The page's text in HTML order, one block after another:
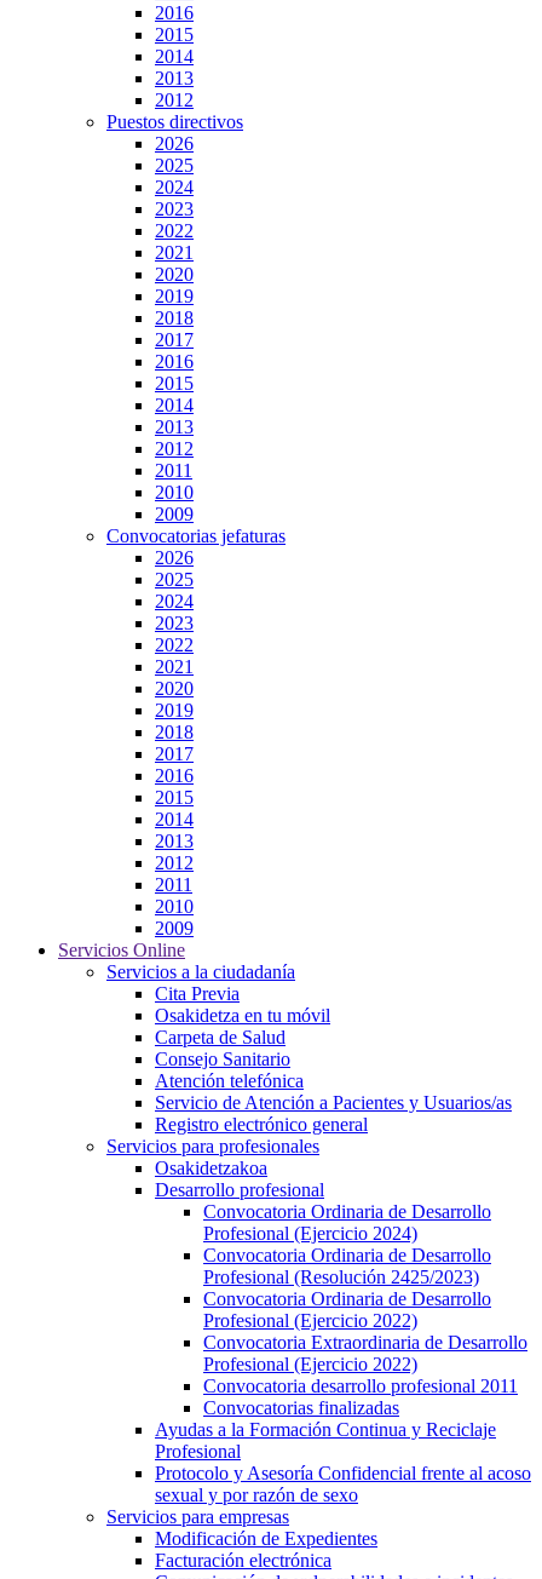
2016
2015
2014
2013
2012
Puestos directivos
2026
2025
2024
2023
2022
2021
2020
2019
2018
2017
2016
2015
2014
2013
2012
2011
2010
2009
Convocatorias jefaturas
2026
2025
2024
2023
2022
2021
2020
2019
2018
2017
2016
2015
2014
2013
2012
2011
2010
2009
Servicios Online
Servicios a la ciudadanía
Cita Previa
Osakidetza en tu móvil
Carpeta de Salud
Consejo Sanitario
Atención telefónica
Servicio de Atención a Pacientes y Usuarios/as
Registro electrónico general
Servicios para profesionales
Osakidetzakoa
Desarrollo profesional
Convocatoria Ordinaria de Desarrollo
Profesional (Ejercicio 2024)
Convocatoria Ordinaria de Desarrollo
Profesional (Resolución 2425/2023)
Convocatoria Ordinaria de Desarrollo
Profesional (Ejercicio 2022)
Convocatoria Extraordinaria de Desarrollo
Profesional (Ejercicio 2022)
Convocatoria desarrollo profesional 2011
Convocatorias finalizadas
Ayudas a la Formación Continua y Reciclaje
Profesional
Protocolo y Asesoría Confidencial frente al acoso
sexual y por razón de sexo
Servicios para empresas
Modificación de Expedientes
Facturación electrónica